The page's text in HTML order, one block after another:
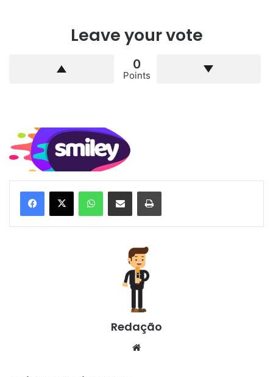
Leave your vote
0
Points
WhatsApp
Compartilhar via e-mail Imprimir
Redação